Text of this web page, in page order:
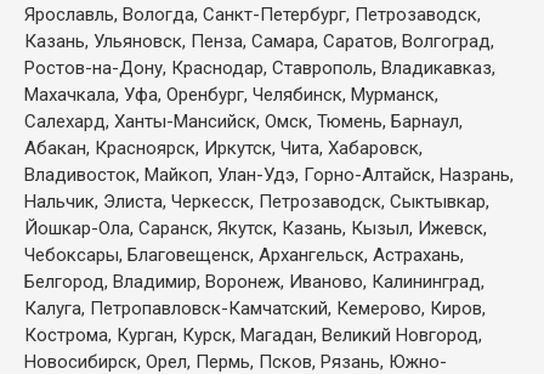
Ярославль, Вологда, Санкт-Петербург, Петрозаводск,
Казань, Ульяновск, Пенза, Самара, Саратов, Волгоград,
Ростов-на-Дону, Краснодар, Ставрополь, Владикавказ,
Махачкала, Уфа, Оренбург, Челябинск, Мурманск,
Салехард, Ханты-Мансийск, Омск, Тюмень, Барнаул,
Абакан, Красноярск, Иркутск, Чита, Хабаровск,
Владивосток, Майкоп, Улан-Удэ, Горно-Алтайск, Назрань,
Нальчик, Элиста, Черкесск, Петрозаводск, Сыктывкар,
Йошкар-Ола, Саранск, Якутск, Казань, Кызыл, Ижевск,
Чебоксары, Благовещенск, Архангельск, Астрахань,
Белгород, Владимир, Воронеж, Иваново, Калининград,
Калуга, Петропавловск-Камчатский, Кемерово, Киров,
Кострома, Курган, Курск, Магадан, Великий Новгород,
Новосибирск, Орел, Пермь, Псков, Рязань, Южно-